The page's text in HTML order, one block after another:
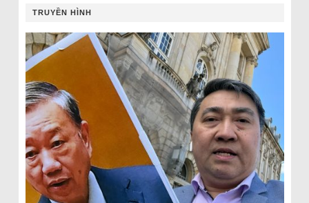
TRUYỀN HÌNH